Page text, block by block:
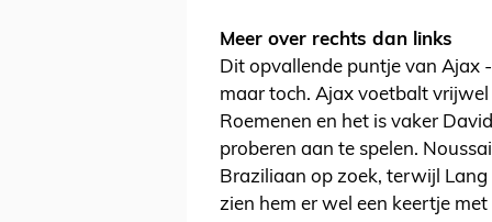
Meer over rechts dan links
Dit opvallende puntje van Ajax
maar toch. Ajax voetbalt
Roemenen en het is vaker
proberen aan te spelen.
Braziliaan op zoek, terwijl
zien hem er wel een keertje